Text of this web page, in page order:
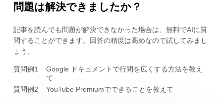
問題は解決できましたか？
記事を読んでも問題が解決できなかった場合は、無料でAIに質
問することができます。回答の精度は高めなので試してみまし
ょう。
質問例1
Google ドキュメントで行間を広くする方法を教え
て
質問例2
YouTube Premiumでできることを教えて